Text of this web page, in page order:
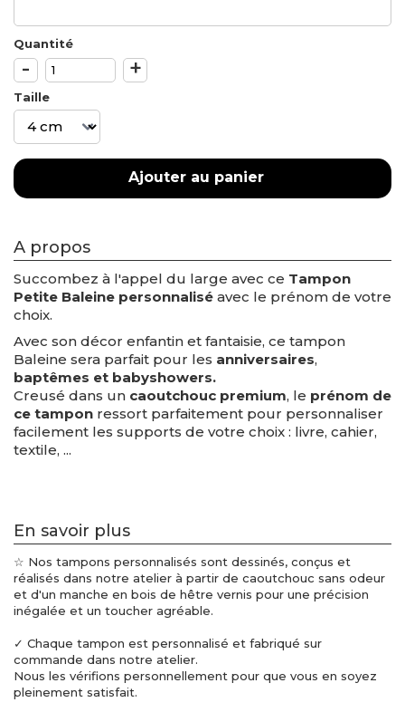
Quantité
- +
Taille
Ajouter au panier
A propos
Succombez à l'appel du large avec ce Tampon
Petite Baleine personnalisé avec le prénom de votre
choix.
Avec son décor enfantin et fantaisie, ce tampon
Baleine sera parfait pour les anniversaires,
baptêmes et babyshowers.
Creusé dans un caoutchouc premium, le prénom de
ce tampon ressort parfaitement pour personnaliser
facilement les supports de votre choix : livre, cahier,
textile, ...
En savoir plus
☆ Nos tampons personnalisés sont dessinés, conçus et
réalisés dans notre atelier à partir de caoutchouc sans odeur
et d'un manche en bois de hêtre vernis pour une précision
inégalée et un toucher agréable.
✓ Chaque tampon est personnalisé et fabriqué sur
commande dans notre atelier.
Nous les vérifions personnellement pour que vous en soyez
pleinement satisfait.